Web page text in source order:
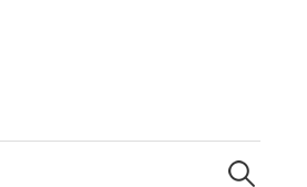
Ricerca
per: